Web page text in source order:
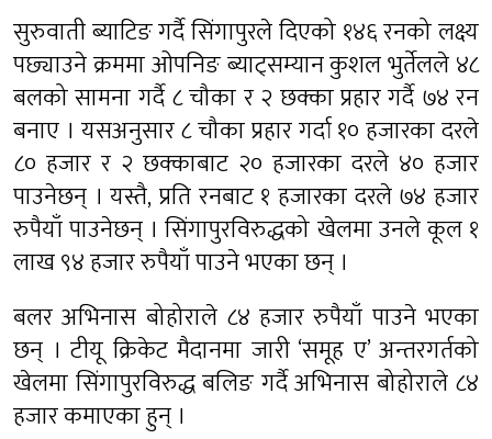
सुरुवाती ब्याटिङ गर्दै सिंगापुरले दिएको १४६ रनको लक्ष्य
पछ्याउने क्रममा ओपनिङ ब्याट्सम्यान कुशल भुर्तेलले ४८
बलको सामना गर्दै ८ चौका र २ छक्का प्रहार गर्दै ७४ रन
बनाए । यसअनुसार ८ चौका प्रहार गर्दा १० हजारका दरले
८० हजार र २ छक्काबाट २० हजारका दरले ४० हजार
पाउनेछन् । यस्तै, प्रति रनबाट १ हजारका दरले ७४ हजार
रुपैयाँ पाउनेछन् । सिंगापुरविरुद्धको खेलमा उनले कूल १
लाख ९४ हजार रुपैयाँ पाउने भएका छन् ।
बलर अभिनास बोहोराले ८४ हजार रुपैयाँ पाउने भएका
छन् । टीयू क्रिकेट मैदानमा जारी ‘समूह ए’ अन्तरगर्तको
खेलमा सिंगापुरविरुद्ध बलिङ गर्दै अभिनास बोहोराले ८४
हजार कमाएका हुन् ।